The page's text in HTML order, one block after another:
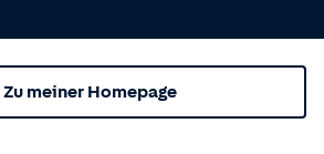
Zu meiner Homepage